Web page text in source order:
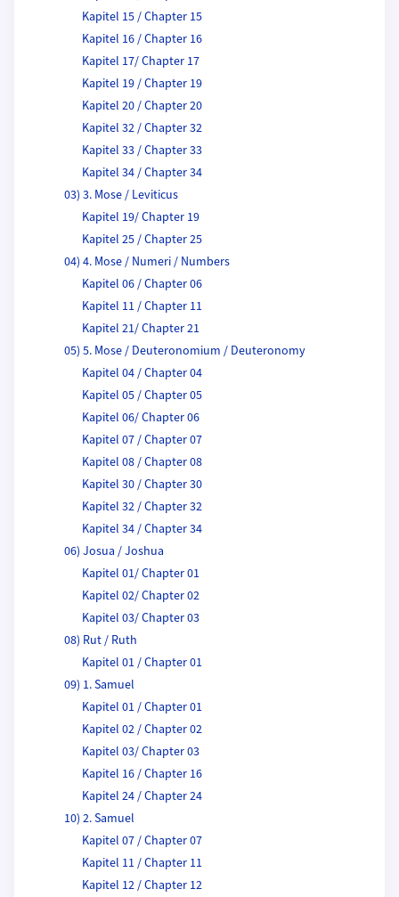
Kapitel 15 / Chapter 15
Kapitel 16 / Chapter 16
Kapitel 17/ Chapter 17
Kapitel 19 / Chapter 19
Kapitel 20 / Chapter 20
Kapitel 32 / Chapter 32
Kapitel 33 / Chapter 33
Kapitel 34 / Chapter 34
03) 3. Mose / Leviticus
Kapitel 19/ Chapter 19
Kapitel 25 / Chapter 25
04) 4. Mose / Numeri / Numbers
Kapitel 06 / Chapter 06
Kapitel 11 / Chapter 11
Kapitel 21/ Chapter 21
05) 5. Mose / Deuteronomium / Deuteronomy
Kapitel 04 / Chapter 04
Kapitel 05 / Chapter 05
Kapitel 06/ Chapter 06
Kapitel 07 / Chapter 07
Kapitel 08 / Chapter 08
Kapitel 30 / Chapter 30
Kapitel 32 / Chapter 32
Kapitel 34 / Chapter 34
06) Josua / Joshua
Kapitel 01/ Chapter 01
Kapitel 02/ Chapter 02
Kapitel 03/ Chapter 03
08) Rut / Ruth
Kapitel 01 / Chapter 01
09) 1. Samuel
Kapitel 01 / Chapter 01
Kapitel 02 / Chapter 02
Kapitel 03/ Chapter 03
Kapitel 16 / Chapter 16
Kapitel 24 / Chapter 24
10) 2. Samuel
Kapitel 07 / Chapter 07
Kapitel 11 / Chapter 11
Kapitel 12 / Chapter 12